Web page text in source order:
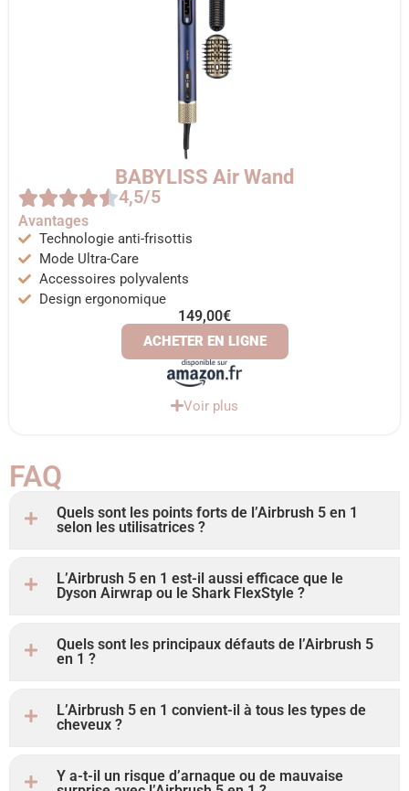
BABYLISS Air Wand
4,5/5
Avantages
Technologie anti-frisottis
Mode Ultra-Care
Accessoires polyvalents
Design ergonomique
149,00€
ACHETER EN LIGNE
Voir plus
FAQ ​
Quels sont les points forts de l’Airbrush 5 en 1
selon les utilisatrices ?
L’Airbrush 5 en 1 est-il aussi efficace que le
Dyson Airwrap ou le Shark FlexStyle ?
Quels sont les principaux défauts de l’Airbrush 5
en 1 ?
L’Airbrush 5 en 1 convient-il à tous les types de
cheveux ?
Y a-t-il un risque d’arnaque ou de mauvaise